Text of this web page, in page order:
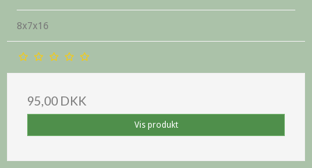
8x7x16
95,00 DKK
Vis produkt